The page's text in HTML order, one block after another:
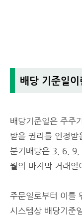
배당 기준일이
배당기준일은 주주
받을 권리를 인정
분기배당은 3, 6, 9,
월의 마지막 거래일
주문일로부터 이틀
시스템상 배당기준